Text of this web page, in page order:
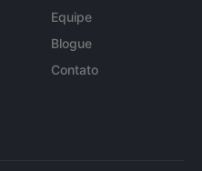
Equipe
Blogue
Contato